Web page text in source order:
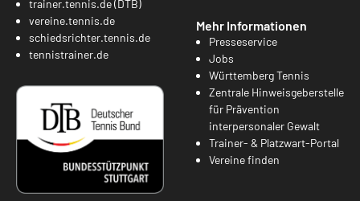
trainer.tennis.de (DTB)
vereine.tennis.de
schiedsrichter.tennis.de
tennistrainer.de
Mehr Informationen
Presseservice
Jobs
Württemberg Tennis
Zentrale Hinweisgeberstelle
für Prävention
interpersonaler Gewalt
Trainer- & Platzwart-Portal
Vereine finden